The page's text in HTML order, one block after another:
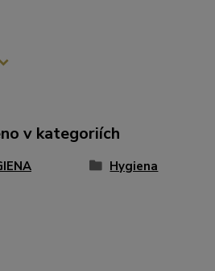
v kategoriích
Hygiena